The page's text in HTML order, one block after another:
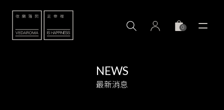
0
NEWS
最新消息